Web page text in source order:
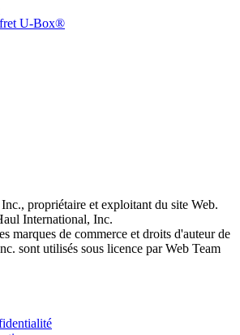
fret U-Box®
propriétaire et exploitant du site Web.
International, Inc.
marques de commerce et droits d'auteur de
sont utilisés sous licence par Web Team